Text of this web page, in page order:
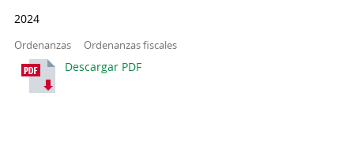
2024
Ordenanzas Ordenanzas fiscales
Descargar PDF